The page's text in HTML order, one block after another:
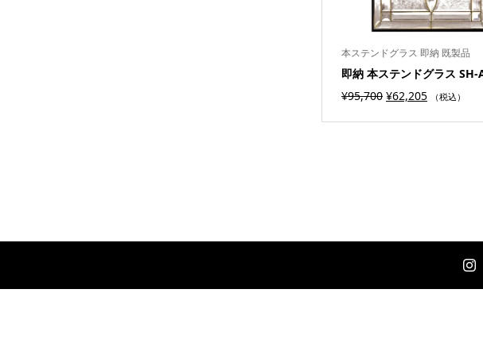
本ステンドグラス 即納 既製品
即納 本ステンドグラス SH-
¥95,700 ¥62,205 （税込）